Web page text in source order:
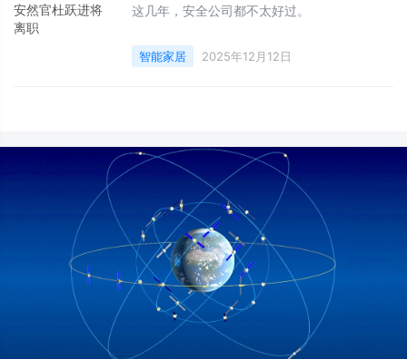
这几年，安全公司都不太好过。
智能家居 2025年12月12日